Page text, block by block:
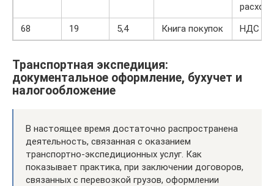
68
19 5,4 Книга покупок НДС на
Транспортная экспедиция:
документальное оформление, бухучет и
налогообложение
В настоящее время достаточно распространена
деятельность, связанная с оказанием
транспортно-экспедиционных услуг. Как
показывает практика, при заключении договоров,
связанных с перевозкой грузов, оформлении